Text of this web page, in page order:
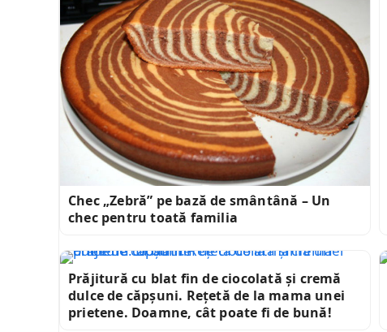
Chec „Zebră” pe bază de smântână – Un
chec pentru toată familia
Prăjitură cu blat fin de ciocolată și cremă
dulce de căpșuni. Rețetă de la mama unei
prietene. Doamne, cât poate fi de bună!